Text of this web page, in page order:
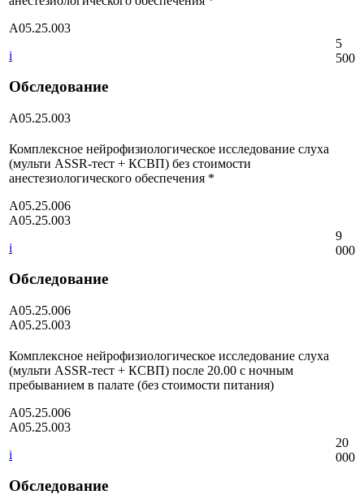
A05.25.003
i
Обследование
A05.25.003
5
500
Комплексное нейрофизиологическое исследование слуха
(мульти ASSR-тест + КСВП) без стоимости
анестезиологического обеспечения *
A05.25.006
A05.25.003
i
Обследование
A05.25.006
A05.25.003
9
000
Комплексное нейрофизиологическое исследование слуха
(мульти ASSR-тест + КСВП) после 20.00 с ночным
пребыванием в палате (без стоимости питания)
A05.25.006
A05.25.003
i
Обследование
20
000